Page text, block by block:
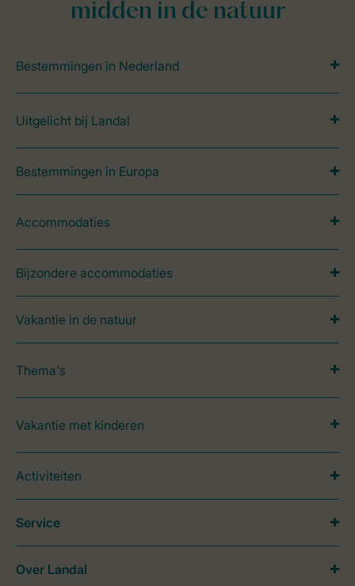
midden in de natuur
Bestemmingen in Nederland
Uitgelicht bij Landal
Bestemmingen in Europa
Accommodaties
Bijzondere accommodaties
Vakantie in de natuur
Thema's
Vakantie met kinderen
Activiteiten
Service
Over Landal